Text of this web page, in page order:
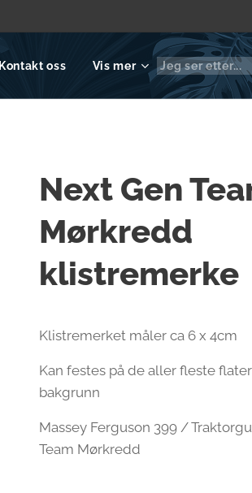
Kontakt oss Vis mer
Next Gen
Mørkredd
klistremerke
Klistremerket måler ca 6 x 4cm
Kan festes på de aller fleste
bakgrunn
Massey Ferguson 399 /
Team Mørkredd